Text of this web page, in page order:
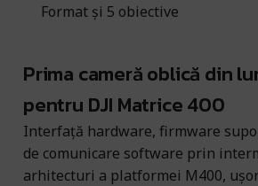
Format și 5 obiective
Prima cameră oblică din
pentru DJI Matrice 400
Interfață hardware, firmware
de comunicare software prin
arhitecturi a platformei M400,